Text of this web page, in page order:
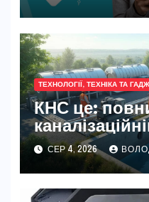
ТЕХНОЛОГІЇ, ТЕХНІКА ТА
КНС це:
станції
СЕР 4, 2026